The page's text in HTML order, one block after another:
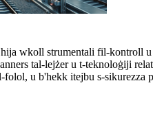
wkoll strumentali fil-kontroll
tal-lejżer u t-teknoloġiji
u b'hekk itejbu s-sikurezza